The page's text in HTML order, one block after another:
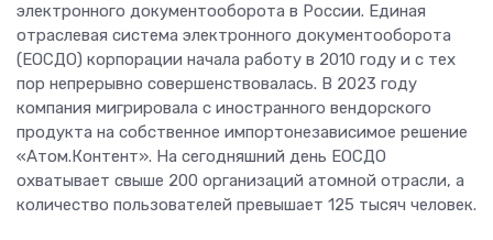
электронного документооборота в России. Единая
отраслевая система электронного документооборота
(ЕОСДО) корпорации начала работу в 2010 году и с тех
пор непрерывно совершенствовалась. В 2023 году
компания мигрировала с иностранного вендорского
продукта на собственное импортонезависимое решение
«Атом.Контент». На сегодняшний день ЕОСДО
охватывает свыше 200 организаций атомной отрасли, а
количество пользователей превышает 125 тысяч человек.